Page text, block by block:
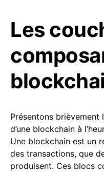
Les
Présentons
d’une blockchain à
Une blockchain est un
des transactions, que
produisent. Ces blocs